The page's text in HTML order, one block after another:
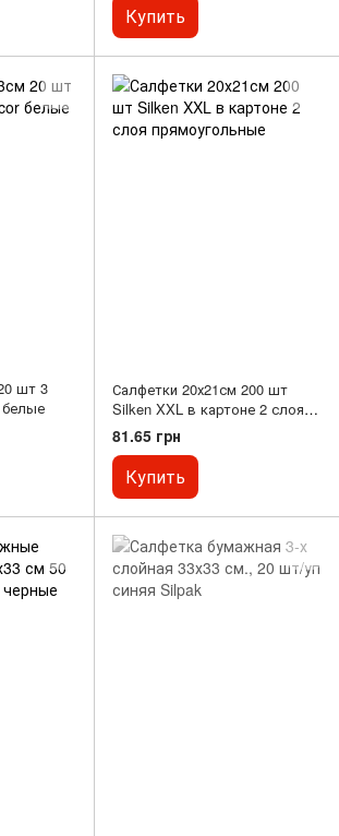
Купить
шт 3
Салфетки 20х21см 200 шт
Silken XXL в картоне 2 слоя
прямоугольные
81.65 грн
Купить